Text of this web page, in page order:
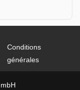
Conditions
générales